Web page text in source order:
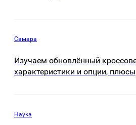
Самара
Изучаем обновлённый
характеристики и опции, плюсы
Наука